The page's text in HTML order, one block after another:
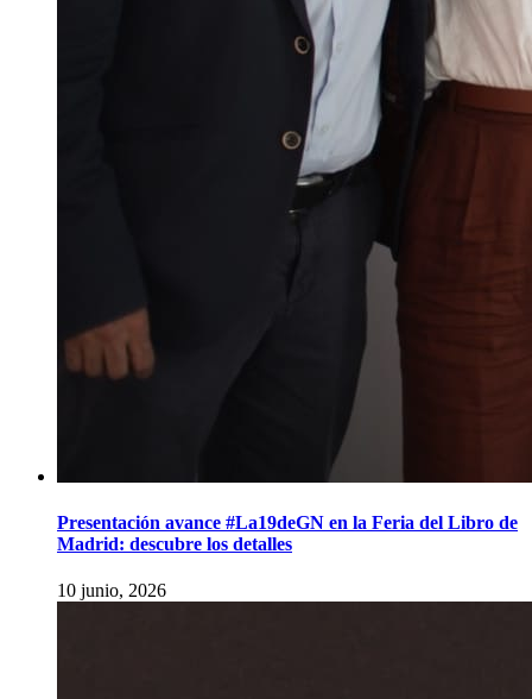
Presentación avance #La19deGN en la Feria del Libro de
Madrid: descubre los detalles
10 junio, 2026